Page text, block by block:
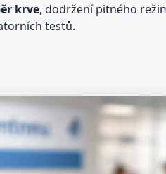
krve, dodržení pitného
testů.